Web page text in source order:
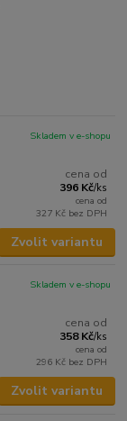
cena od
396 Kč/ks
cena od
327 Kč bez DPH
Skladem v e-shopu
Zvolit variantu
cena od
358 Kč/ks
cena od
296 Kč bez DPH
Skladem v e-shopu
Zvolit variantu